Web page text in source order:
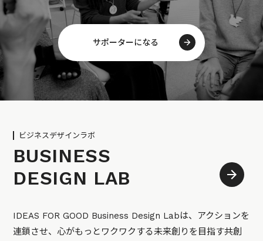
サポーターになる
ビジネスデザインラボ
BUSINESS
DESIGN LAB
IDEAS FOR GOOD Business Design Labは、アクションを
連鎖させ、心がもっとワクワクする未来創りを目指す共創